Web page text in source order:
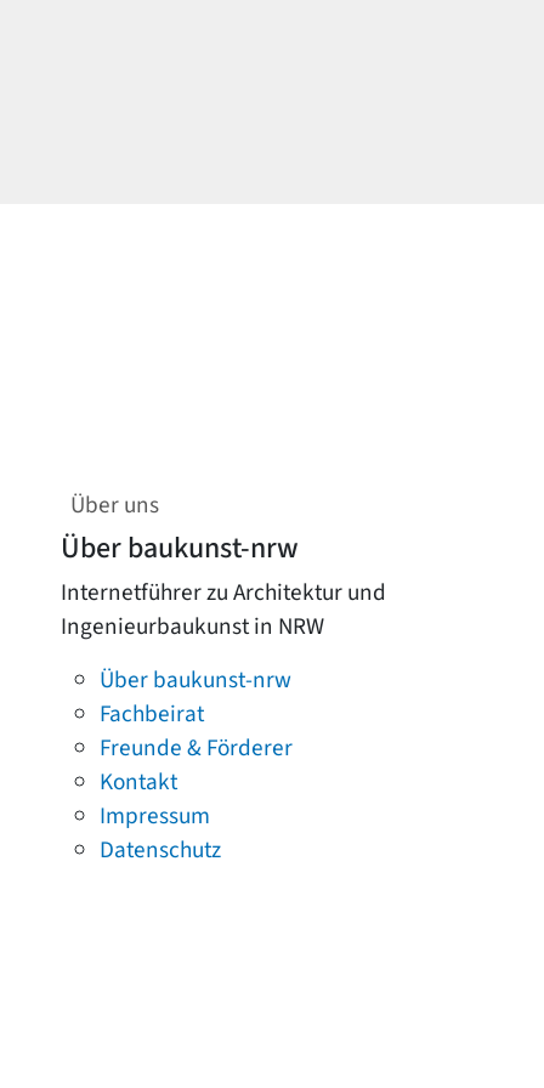
Über uns
Über baukunst-nrw
Internetführer zu Architektur und
Ingenieurbaukunst in NRW
Über baukunst-nrw
Fachbeirat
Freunde & Förderer
Kontakt
Impressum
Datenschutz